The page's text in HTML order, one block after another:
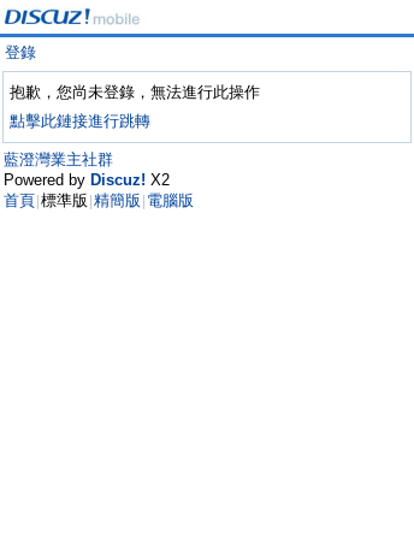
登錄
抱歉，您尚未登錄，無法進行此操作
點擊此鏈接進行跳轉
藍澄灣業主社群
Powered by Discuz! X2
首頁 標準版 精簡版 電腦版